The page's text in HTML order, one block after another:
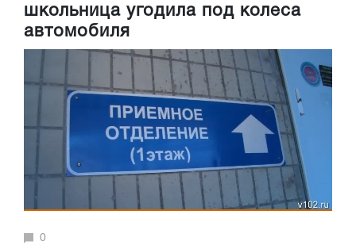
школьница угодила под колеса
автомобиля
0